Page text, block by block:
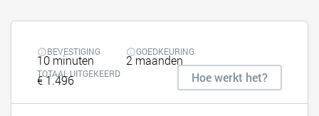
BEVESTIGING
10 minuten
GOEDKEURING
2 maanden
TOTAAL UITGEKEERD
€ 1.496 Hoe werkt het?